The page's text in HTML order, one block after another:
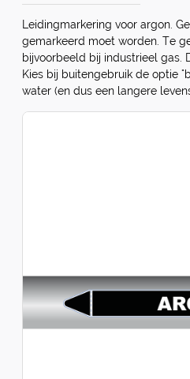
Leidingmarkering voor argon.
gemarkeerd moet worden. Te
bijvoorbeeld bij industrieel gas.
Kies bij buitengebruik de optie
water (en dus een langere